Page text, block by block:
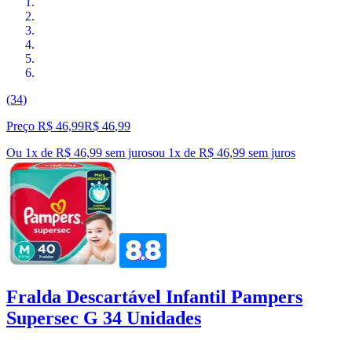
(34)
Preço R$ 46,99R$ 46,99
Ou 1x de R$ 46,99 sem jurosou 1x de R$ 46,99 sem juros
Fralda Descartável Infantil Pampers
Supersec G 34 Unidades